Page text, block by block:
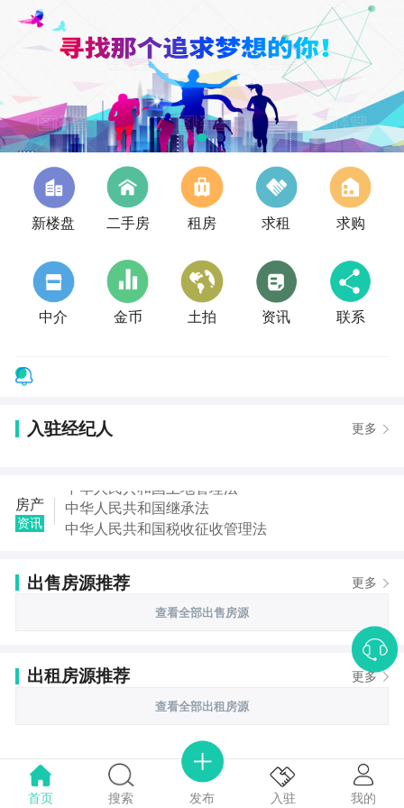
新楼盘 二手房 租房 求租 求购
中介 金币 土拍 资讯 联系
入驻经纪人 更多
房产
资讯
中华人民共和国继承法
中华人民共和国税收征收管理法
中华人民共和国城市维护建设税法
中华人民共和国国家赔偿法
出售房源推荐 更多
查看全部出售房源
出租房源推荐 更多
查看全部出租房源
首页 搜索 发布 入驻 我的